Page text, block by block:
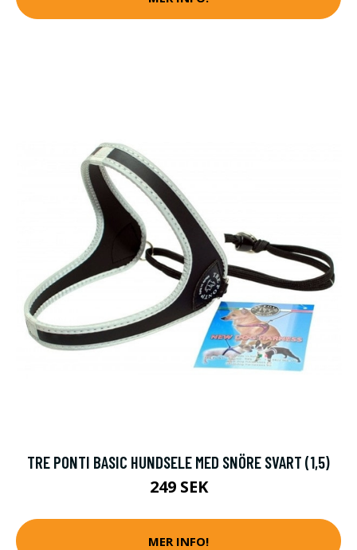
TRE PONTI BASIC HUNDSELE MED SNÖRE SVART (1,5)
249 SEK
MER INFO!